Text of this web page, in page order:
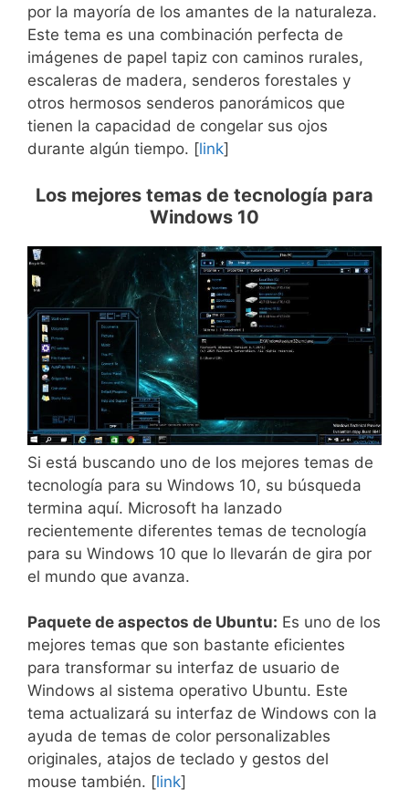
por la mayoría de los amantes de la naturaleza.
Este tema es una combinación perfecta de
imágenes de papel tapiz con caminos rurales,
escaleras de madera, senderos forestales y
otros hermosos senderos panorámicos que
tienen la capacidad de congelar sus ojos
durante algún tiempo. [link]
Los mejores temas de tecnología para
Windows 10
Si está buscando uno de los mejores temas de
tecnología para su Windows 10, su búsqueda
termina aquí. Microsoft ha lanzado
recientemente diferentes temas de tecnología
para su Windows 10 que lo llevarán de gira por
el mundo que avanza.
Paquete de aspectos de Ubuntu: Es uno de los
mejores temas que son bastante eficientes
para transformar su interfaz de usuario de
Windows al sistema operativo Ubuntu. Este
tema actualizará su interfaz de Windows con la
ayuda de temas de color personalizables
originales, atajos de teclado y gestos del
mouse también. [link]